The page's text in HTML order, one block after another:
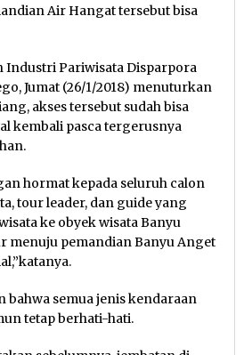
Air Hangat tersebut bisa
Industri Pariwisata Disparpora
Jumat (26/1/2018) menuturkan
akses tersebut sudah bisa
kembali pasca tergerusnya
hormat kepada seluruh calon
tour leader, dan guide yang
ke obyek wisata Banyu
menuju pemandian Banyu Anget
bahwa semua jenis kendaraan
tetap berhati-hati.